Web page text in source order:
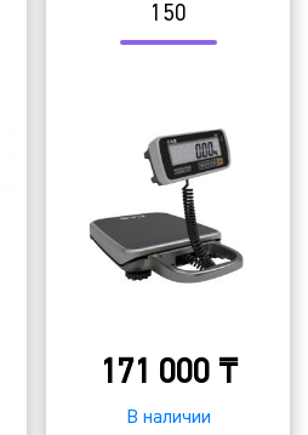
150
171 000 ₸
В наличии